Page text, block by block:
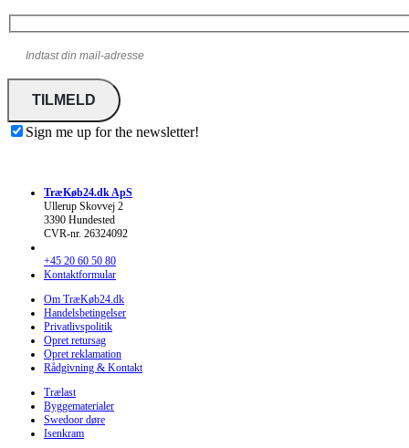
Sign me up for the newsletter!
TræKøb24.dk ApS
Ullerup Skovvej 2
3390 Hundested
CVR-nr. 26324092
+45 20 60 50 80
Kontaktformular
Om TræKøb24.dk
Handelsbetingelser
Privatlivspolitik
Opret retursag
Opret reklamation
Rådgivning & Kontakt
Trælast
Byggematerialer
Swedoor døre
Isenkram